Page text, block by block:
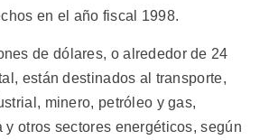
en el año fiscal 1998.
de dólares, o alrededor de 24
están destinados al transporte,
minero, petróleo y gas,
y otros sectores energéticos, según